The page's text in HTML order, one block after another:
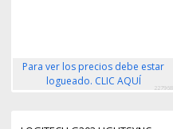
Para ver los precios debe estar
logueado. CLIC AQUÍ
227968